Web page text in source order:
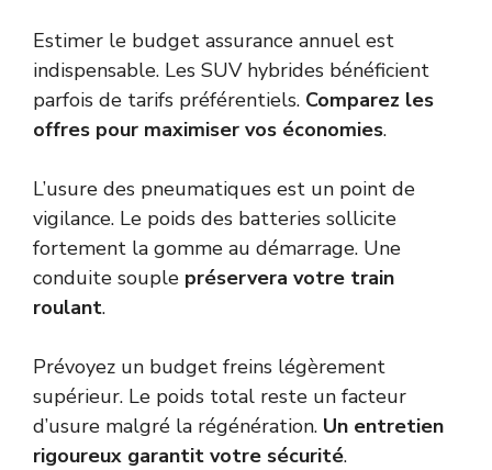
Estimer le budget assurance annuel est
indispensable. Les SUV hybrides bénéficient
parfois de tarifs préférentiels. Comparez les
offres pour maximiser vos économies.
L’usure des pneumatiques est un point de
vigilance. Le poids des batteries sollicite
fortement la gomme au démarrage. Une
conduite souple préservera votre train
roulant.
Prévoyez un budget freins légèrement
supérieur. Le poids total reste un facteur
d’usure malgré la régénération. Un entretien
rigoureux garantit votre sécurité.